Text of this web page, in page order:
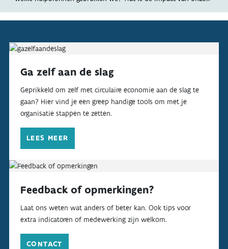
Ga zelf aan de slag
Geprikkeld om zelf met circulaire economie aan de slag te
gaan? Hier vind je een greep handige tools om met je
organisatie stappen te zetten.
LEES MEER
Feedback of opmerkingen?
Laat ons weten wat anders of beter kan. Ook tips voor
extra indicatoren of medewerking zijn welkom.
CONTACT